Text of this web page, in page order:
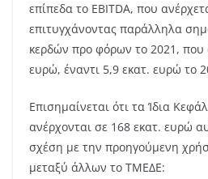
επίπεδα το EBIΤDA, που
επιτυγχάνοντας παράλληλα
κερδών προ φόρων το 2021, που
ευρώ, έναντι 5,9 εκατ. ευρώ το
Επισημαίνεται ότι τα Ίδια
ανέρχονται σε 168 εκατ. ευρώ
σχέση με την προηγούμενη
μεταξύ άλλων το ΤΜΕΔΕ: